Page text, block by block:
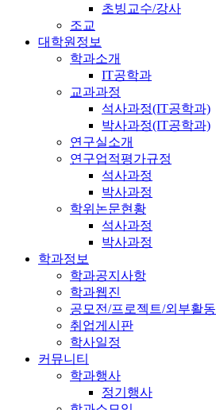
초빙교수/강사
조교
대학원정보
학과소개
IT공학과
교과과정
석사과정(IT공학과)
박사과정(IT공학과)
연구실소개
연구업적평가규정
석사과정
박사과정
학위논문현황
석사과정
박사과정
학과정보
학과공지사항
학과웹진
공모전/프로젝트/외부활동
취업게시판
학사일정
커뮤니티
학과행사
정기행사